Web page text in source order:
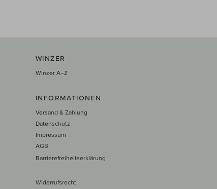
WINZER
Winzer A–Z
INFORMATIONEN
Versand & Zahlung
Datenschutz
Impressum
AGB
Barrierefreiheitserklärung
Widerrufsrecht